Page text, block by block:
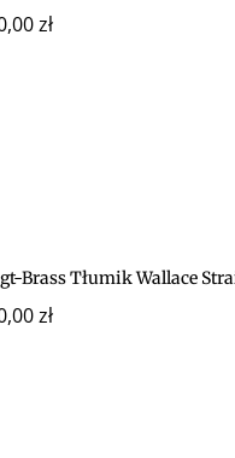
zł
Brass Tłumik Wallace
zł